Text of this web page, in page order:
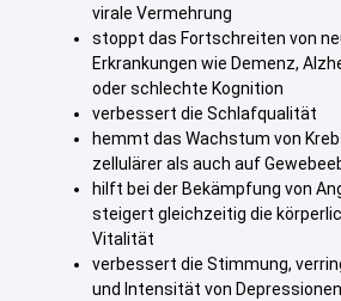
virale Vermehrung
stoppt das Fortschreiten von
Erkrankungen wie Demenz,
oder schlechte Kognition
verbessert die Schlafqualität
hemmt das Wachstum von
zellulärer als auch auf
hilft bei der Bekämpfung von
steigert gleichzeitig die
Vitalität
verbessert die Stimmung,
und Intensität von